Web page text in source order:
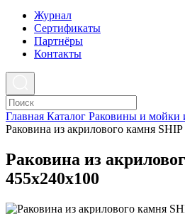
Журнал
Cертификаты
Партнёры
Контакты
Главная Каталог Раковины и мойки
Раковина из акрилового камня
Раковина из
455x240x100